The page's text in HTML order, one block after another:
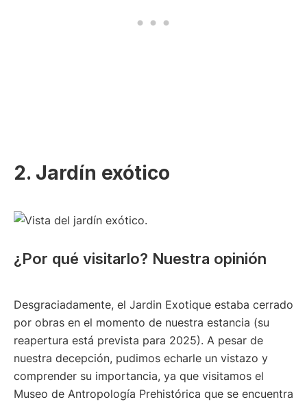
2. Jardín exótico
¿Por qué visitarlo? Nuestra opinión
Desgraciadamente, el Jardin Exotique estaba cerrado
por obras en el momento de nuestra estancia (su
reapertura está prevista para 2025). A pesar de
nuestra decepción, pudimos echarle un vistazo y
comprender su importancia, ya que visitamos el
Museo de Antropología Prehistórica que se encuentra